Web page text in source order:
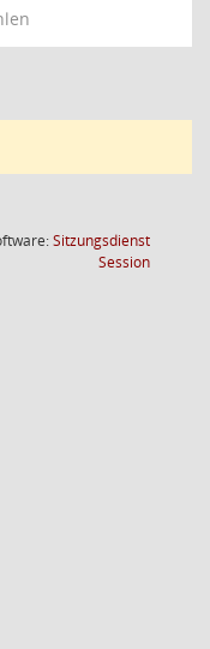
Sitzungsdienst
Session(Wird in